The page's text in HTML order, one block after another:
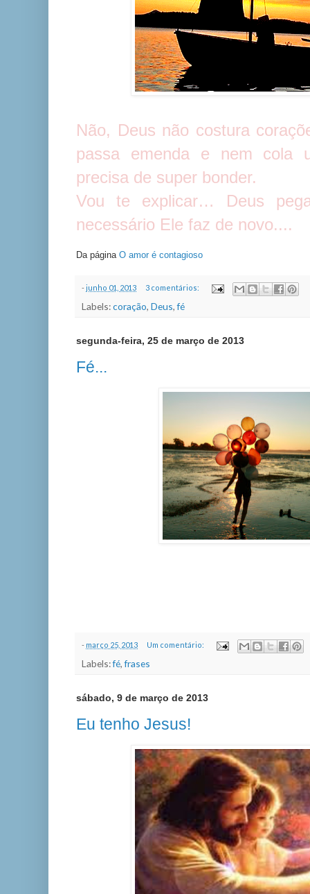
Não, Deus não costura
passa emenda e nem cola
precisa de super bonder.
Vou te explicar… Deus
necessário Ele faz de novo....
Da página O amor é contagioso
-junho 01, 2013 3 comentários:
Labels:coração, Deus,fé
segunda-feira, 25 de março de 2013
Fé...
- março 25, 2013 Um comentário:
Labels:fé,frases
sábado, 9 de março de 2013
Eu tenho Jesus!